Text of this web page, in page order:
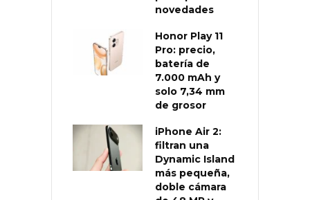
novedades
Honor Play 11
Pro: precio,
batería de
7.000 mAh y
solo 7,34 mm
de grosor
iPhone Air 2:
filtran una
Dynamic Island
más pequeña,
doble cámara